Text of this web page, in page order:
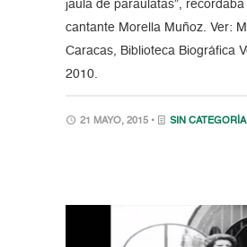
jaula de paraulatas”,
cantante Morella Muñoz. Ver:
Caracas, Biblioteca Biográfica
2010.
21 MAYO, 2015 • SIN CATEGORÍA